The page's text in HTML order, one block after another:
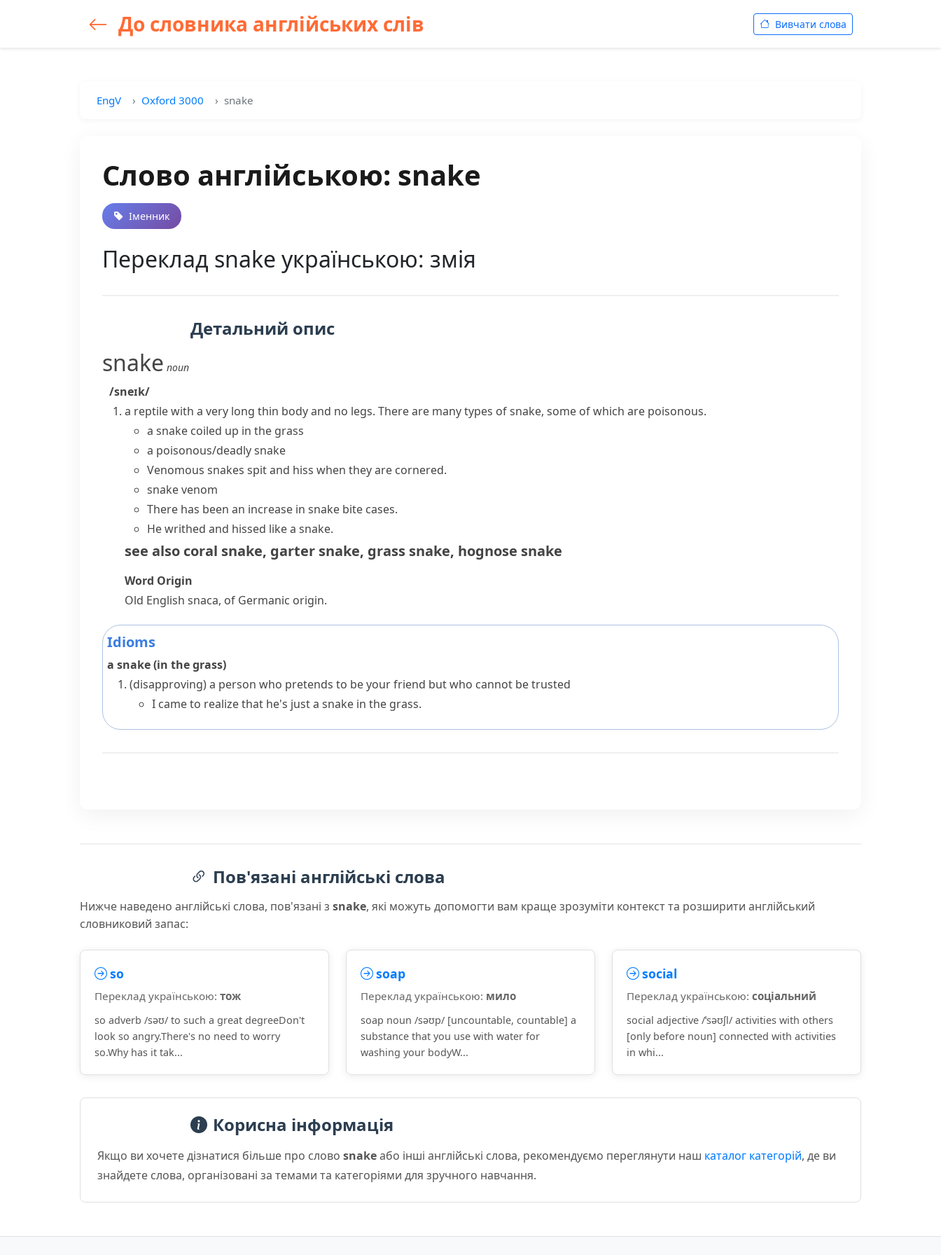
До словника англійських слів Вивчати слова
EngV Oxford 3000 snake
Слово англійською: snake
Іменник
Переклад snake українською: змія
Детальний опис
snake noun
/sneɪk/
a reptilewith a very long thin body and no legs. There are many types ofsnake, some of which are poisonous.
a snake coiled up in the grass
a poisonous/deadly snake
Venomous snakes spit and hiss when they are cornered.
snake venom
There has been an increase in snake bite cases.
He writhed and hissed like a snake.
see also coral snake, garter snake, grass snake, hognose snake
Word Origin
Old English snaca, of Germanic origin.
Idioms
a snake (in the grass)
(disapproving)a person who pretends to be your friend but who cannot be trusted
I came to realize that he's just a snake in the grass.
Пов'язані англійські слова
Нижче наведено англійські слова, пов'язані з snake, які можуть допомогти вам краще зрозуміти контекст та розширити англійський
словниковий запас:
so
Переклад українською: тож
so adverb /səʊ/ to such a great degreeDon't
look so angry.There's no need to worry
so.Why has it tak...
soap
Переклад українською: мило
soap noun /səʊp/ [uncountable, countable] a
substance that you use with water for
washing your bodyW...
social
Переклад українською: соціальний
social adjective /ˈsəʊʃl/ activities with others
[only before noun] connected with activities
in whi...
Корисна інформація
Якщо ви хочете дізнатися більше про слово snakeабо інші англійські слова, рекомендуємо переглянути наш каталог категорій, де ви
знайдете слова, організовані за темами та категоріями для зручного навчання.